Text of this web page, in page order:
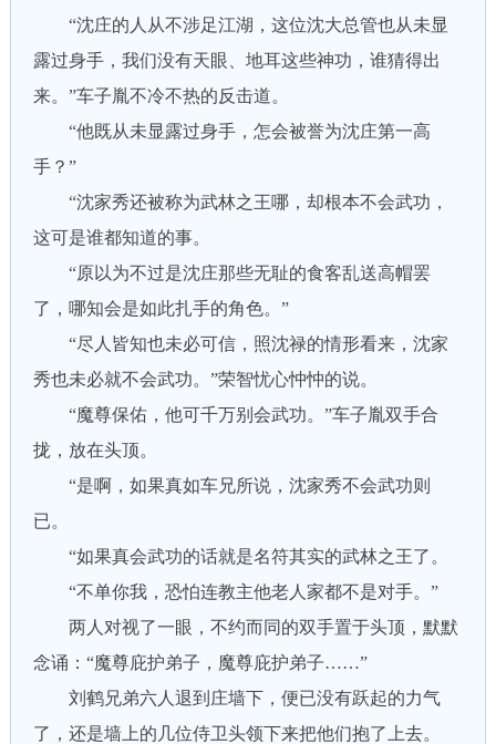
“沈庄的人从不涉足江湖，这位沈大总管也从未显
露过身手，我们没有天眼、地耳这些神功，谁猜得出
来。”车子胤不冷不热的反击道。
“他既从未显露过身手，怎会被誉为沈庄第一高
手？”
“沈家秀还被称为武林之王哪，却根本不会武功，
这可是谁都知道的事。
“原以为不过是沈庄那些无耻的食客乱送高帽罢
了，哪知会是如此扎手的角色。”
“尽人皆知也未必可信，照沈禄的情形看来，沈家
秀也未必就不会武功。”荣智忧心忡忡的说。
“魔尊保佑，他可千万别会武功。”车子胤双手合
拢，放在头顶。
“是啊，如果真如车兄所说，沈家秀不会武功则
已。
“如果真会武功的话就是名符其实的武林之王了。
“不单你我，恐怕连教主他老人家都不是对手。”
两人对视了一眼，不约而同的双手置于头顶，默默
念诵：“魔尊庇护弟子，魔尊庇护弟子……”
刘鹤兄弟六人退到庄墙下，便已没有跃起的力气
了，还是墙上的几位侍卫头领下来把他们抱了上去。